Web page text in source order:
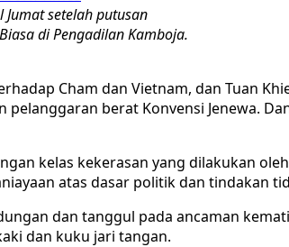
setelah putusan
di Pengadilan Kamboja.
Cham dan Vietnam, dan Tuan
berat Konvensi Jenewa.
kelas kekerasan yang dilakukan
atas dasar politik dan tindakan
dan tanggul pada ancaman
dan kuku jari tangan.